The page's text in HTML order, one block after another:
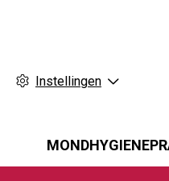
Instellingen
Hoofdmenu